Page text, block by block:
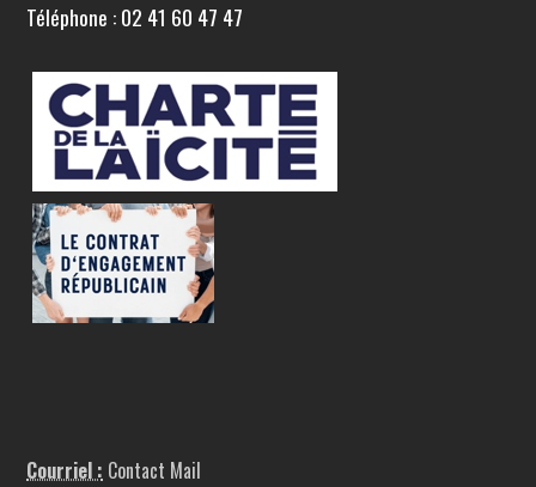
Téléphone : 02 41 60 47 47
Courriel : Contact Mail